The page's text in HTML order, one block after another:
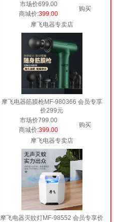
市场价699.00
购买
商城价:399.00
摩飞电器专卖店
摩飞电器筋膜枪MF-980366 会员专享
价299元
市场价799.00
购买
商城价:399.00
摩飞电器专卖店
摩飞电器灭蚊灯MF-98552 会员专享价